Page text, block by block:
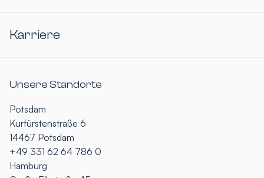
Karriere
Unsere Standorte
Potsdam
Kurfürstenstraße 6
14467 Potsdam
+49 331 62 64 786 0
Hamburg